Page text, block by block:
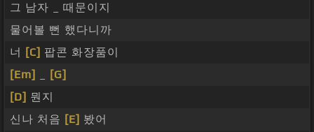
그 남자 _ 때문이지
물어볼 뻔 했다니까
너
[C] 팝콘 화장품이
[Em]
[G]
[D] 뭔지
신나 처음 [E] 봤어